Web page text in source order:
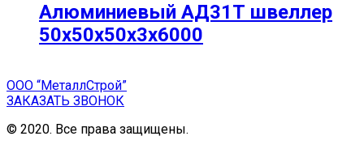
Алюминиевый АД31Т швеллер
50х50х50х3х6000
ООО “МеталлСтрой”
ЗАКАЗАТЬ ЗВОНОК
© 2020. Все права защищены.